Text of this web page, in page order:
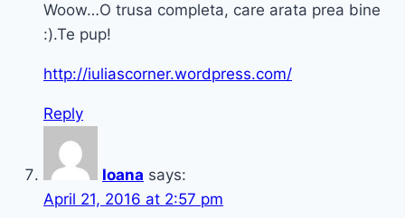
Woow…O trusa completa, care arata prea bine
:).Te pup!
http://iuliascorner.wordpress.com/
Reply
Ioana says:
April 21, 2016 at 2:57 pm